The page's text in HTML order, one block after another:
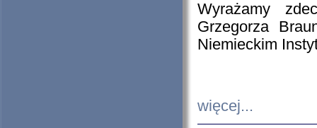
Wyrażamy
Grzegorza
Niemieckim
więcej...